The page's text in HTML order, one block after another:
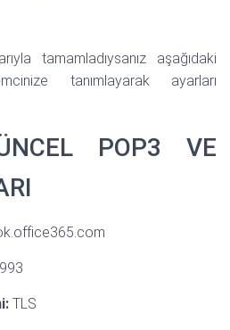
tamamladıysanız aşağıdaki
tanımlayarak ayarları
POP3 VE
993
TLS